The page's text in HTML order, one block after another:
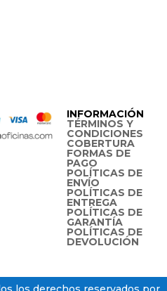
INFORMACIÓN
TÉRMINOS Y
CONDICIONES
COBERTURA
FORMAS DE
PAGO
POLÍTICAS DE
ENVÍO
POLÍTICAS DE
ENTREGA
POLÍTICAS DE
GARANTÍA
POLÍTICAS DE
DEVOLUCIÓN